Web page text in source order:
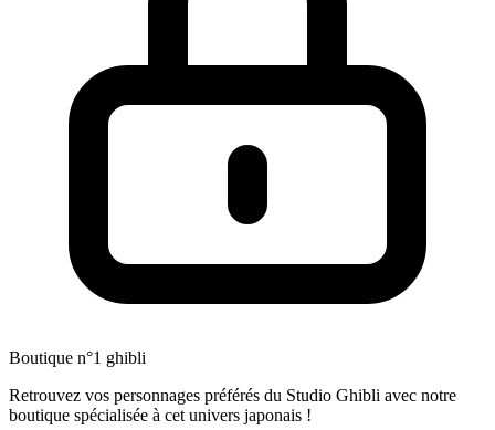
Boutique n°1 ghibli
Retrouvez vos personnages préférés du Studio Ghibli avec notre
boutique spécialisée à cet univers japonais !